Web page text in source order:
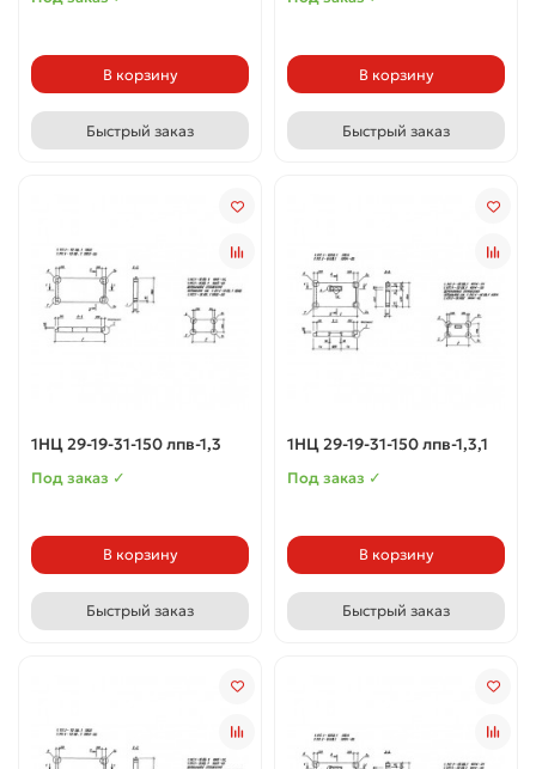
В корзину
Быстрый заказ
В корзину
Быстрый заказ
1НЦ 29-19-31-150 лпв-1,3
Под заказ ✓
В корзину
Быстрый заказ
1НЦ 29-19-31-150 лпв-1,3,1
Под заказ ✓
В корзину
Быстрый заказ